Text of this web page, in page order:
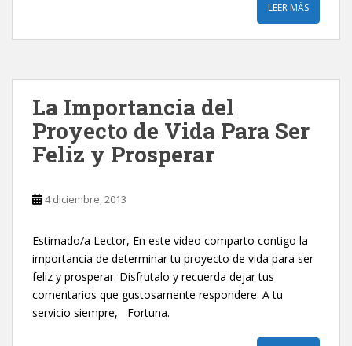
LEER MÁS
La Importancia del
Proyecto de Vida Para Ser
Feliz y Prosperar
4 diciembre, 2013
Estimado/a Lector, En este video comparto contigo la
importancia de determinar tu proyecto de vida para ser
feliz y prosperar. Disfrutalo y recuerda dejar tus
comentarios que gustosamente respondere. A tu
servicio siempre, Fortuna.